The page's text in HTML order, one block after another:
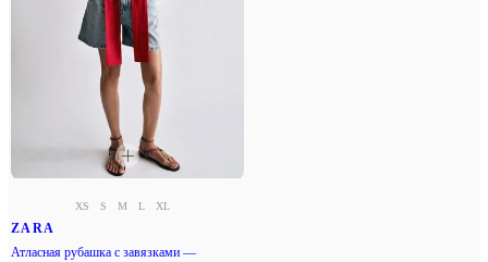
XS S M L XL
ZARA
Атласная рубашка с завязками —